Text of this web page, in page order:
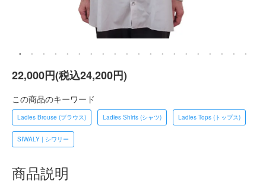
22,000円(税込24,200円)
この商品のキーワード
Ladies Brouse (ブラウス) Ladies Shirts (シャツ) Ladies Tops (トップス)
SIWALY | シワリー
商品説明